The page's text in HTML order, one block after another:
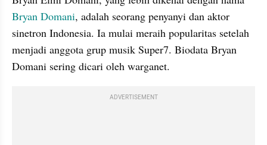
Bryan Domani, adalah seorang penyanyi dan aktor
sinetron Indonesia. Ia mulai meraih popularitas setelah
menjadi anggota grup musik Super7. Biodata Bryan
Domani sering dicari oleh warganet.
ADVERTISEMENT